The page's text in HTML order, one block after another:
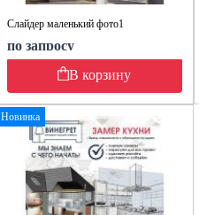
Слайдер маленький фото1
по запросу
В корзину
Новинка